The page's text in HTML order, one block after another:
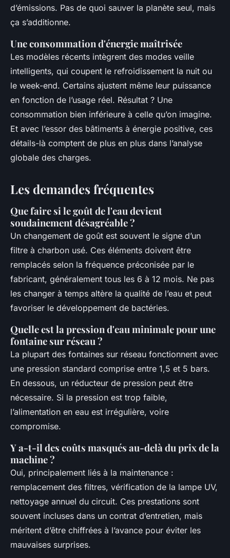
d’émissions. Pas de quoi sauver la planète seul, mais
ça s’additionne.
Une consommation d'énergie maîtrisée
Les modèles récents intègrent des modes veille
intelligents, qui coupent le refroidissement la nuit ou
le week-end. Certains ajustent même leur puissance
en fonction de l’usage réel. Résultat ? Une
consommation bien inférieure à celle qu’on imagine.
Et avec l’essor des bâtiments à énergie positive, ces
détails-là comptent de plus en plus dans l’analyse
globale des charges.
Les demandes fréquentes
Que faire si le goût de l'eau devient
soudainement désagréable ?
Un changement de goût est souvent le signe d’un
filtre à charbon usé. Ces éléments doivent être
remplacés selon la fréquence préconisée par le
fabricant, généralement tous les 6 à 12 mois. Ne pas
les changer à temps altère la qualité de l’eau et peut
favoriser le développement de bactéries.
Quelle est la pression d'eau minimale pour une
fontaine sur réseau ?
La plupart des fontaines sur réseau fonctionnent avec
une pression standard comprise entre 1,5 et 5 bars.
En dessous, un réducteur de pression peut être
nécessaire. Si la pression est trop faible,
l’alimentation en eau est irrégulière, voire
compromise.
Y a-t-il des coûts masqués au-delà du prix de la
machine ?
Oui, principalement liés à la maintenance :
remplacement des filtres, vérification de la lampe UV,
nettoyage annuel du circuit. Ces prestations sont
souvent incluses dans un contrat d’entretien, mais
méritent d’être chiffrées à l’avance pour éviter les
mauvaises surprises.